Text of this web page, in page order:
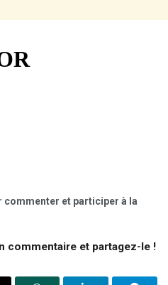
commenter et participer à la
commentaire et partagez-le !